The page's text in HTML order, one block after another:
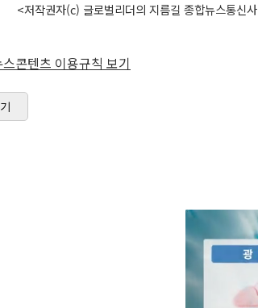
<저작권자(c) 글로벌리더의 지름길 종합뉴스통
콘텐츠 이용규칙 보기